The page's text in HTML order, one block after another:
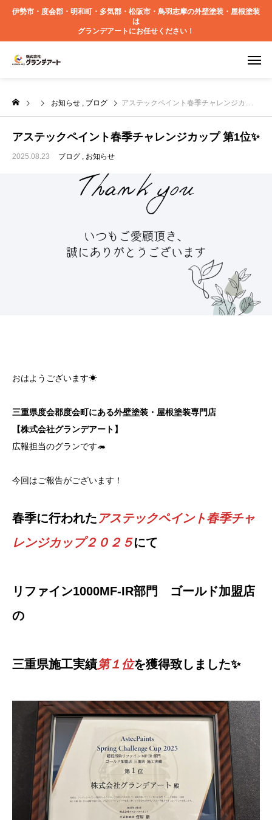
伊勢市・度会郡・明和町・多気郡・松阪市・鳥羽志摩の外壁塗装・屋根塗装
は
グランデアートにお任せください！
お知らせ ブログ アステックペイント春季チャレンジカップ 第1位✨
アステックペイント春季チャレンジカップ 第1位✨
2025.08.23 ブログ お知らせ
おはようございます☀
三重県度会郡度会町にある外壁塗装・屋根塗装専門店
【株式会社グランデアート】
広報担当のグランです🦔
今回はご報告がございます！
春季に行われた アステックペイント春季チャ
レンジカップ２０２５にて
リファイン1000MF-IR部門 ゴールド加盟店
の
三重県施工実績第１位を獲得致しました✨